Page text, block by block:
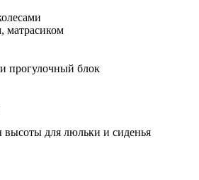
матрасиком
прогулочный блок
высоты для люльки и сиденья